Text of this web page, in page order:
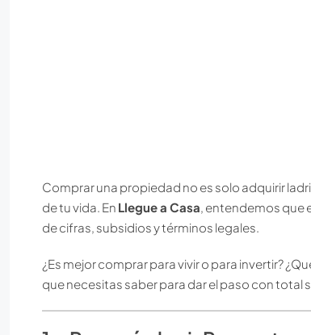
Comprar una propiedad no es solo adquirir
de tu vida. En Llegue a Casa , entendemos que
de cifras, subsidios y términos legales.
¿Es mejor comprar para vivir o para invertir?
que necesitas saber para dar el paso con total